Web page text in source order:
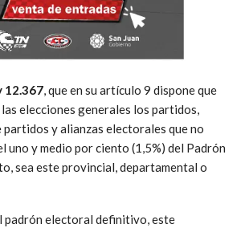
12.367, que en su artículo 9 dispone que
elecciones generales los partidos,
y alianzas electorales que no
uno y medio por ciento (1,5%) del Padrón
sea este provincial, departamental o
padrón electoral definitivo, este